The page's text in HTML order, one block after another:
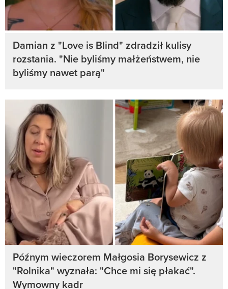
Damian z "Love is Blind" zdradził kulisy
rozstania. "Nie byliśmy małżeństwem, nie
byliśmy nawet parą"
Późnym wieczorem Małgosia Borysewicz z
"Rolnika" wyznała: "Chce mi się płakać".
Wymowny kadr